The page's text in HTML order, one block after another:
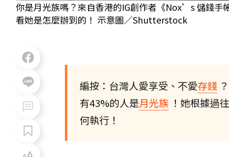
你是月光族嗎？來自香港的IG創作者《Nox’s 儲錢手
看她是怎麼辦到的！ 示意圖／Shutterstock
編按：台灣人愛享受、不愛存錢
有43%的人是月光族 ！她根據過
何執行！